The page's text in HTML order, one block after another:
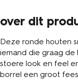
over dit
Deze ronde houten
iemand die graag
stoere look en feel
borrel een groot